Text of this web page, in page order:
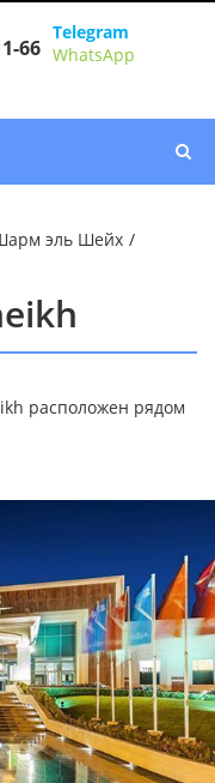
66
Telegram
WhatsApp
эль Шейх /
расположен рядом